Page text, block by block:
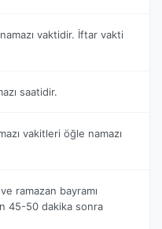
vaktidir. İftar vakti
saatidir.
vakitleri öğle namazı
ramazan bayramı
45-50 dakika sonra